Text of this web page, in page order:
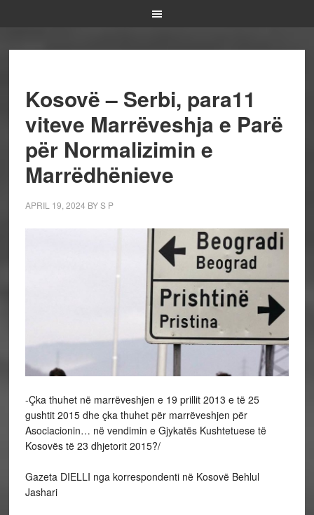
Kosovë – Serbi, para11
viteve Marrëveshja e Parë
për Normalizimin e
Marrëdhënieve
APRIL 19, 2024 BYS P
-Çka thuhet në marrëveshjen e 19 prillit 2013 e të 25
gushtit 2015 dhe çka thuhet për marrëveshjen për
Asociacionin… në vendimin e Gjykatës Kushtetuese të
Kosovës të 23 dhjetorit 2015?/
Gazeta DIELLI nga korrespondenti në Kosovë Behlul
Jashari